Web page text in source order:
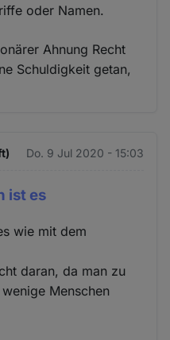
oder Namen.
Ahnung Recht
Schuldigkeit getan,
Do. 9 Jul 2020 - 15:03
ist es
wie mit dem
daran, da man zu
Menschen